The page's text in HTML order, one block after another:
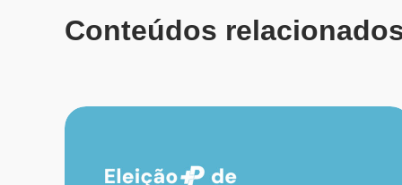
Conteúdos